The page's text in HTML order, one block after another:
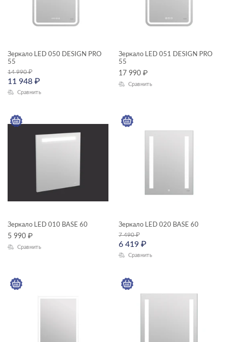
Зеркало LED 050 DESIGN PRO
55
14 990₽
11 948 ₽
Сравнить
Зеркало LED 051 DESIGN PRO
55
17 990 ₽
Сравнить
Зеркало LED 010 BASE 60
5 990 ₽
Сравнить
Зеркало LED 020 BASE 60
7 490₽
6 419 ₽
Сравнить